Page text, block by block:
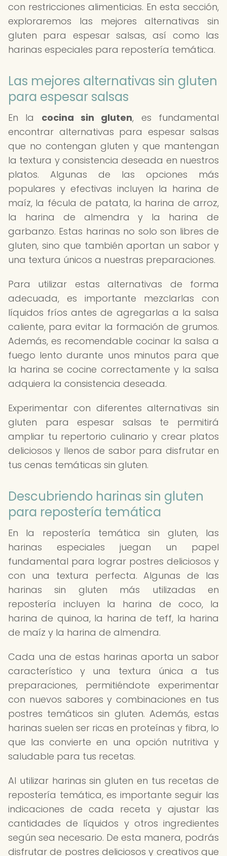
con restricciones alimenticias. En esta sección,
exploraremos las mejores alternativas sin
gluten para espesar salsas, así como las
harinas especiales para repostería temática.
Las mejores alternativas sin gluten
para espesar salsas
En la cocina sin gluten, es fundamental
encontrar alternativas para espesar salsas
que no contengan gluten y que mantengan
la textura y consistencia deseada en nuestros
platos. Algunas de las opciones más
populares y efectivas incluyen la harina de
maíz, la fécula de patata, la harina de arroz,
la harina de almendra y la harina de
garbanzo. Estas harinas no solo son libres de
gluten, sino que también aportan un sabor y
una textura únicos a nuestras preparaciones.
Para utilizar estas alternativas de forma
adecuada, es importante mezclarlas con
líquidos fríos antes de agregarlas a la salsa
caliente, para evitar la formación de grumos.
Además, es recomendable cocinar la salsa a
fuego lento durante unos minutos para que
la harina se cocine correctamente y la salsa
adquiera la consistencia deseada.
Experimentar con diferentes alternativas sin
gluten para espesar salsas te permitirá
ampliar tu repertorio culinario y crear platos
deliciosos y llenos de sabor para disfrutar en
tus cenas temáticas sin gluten.
Descubriendo harinas sin gluten
para repostería temática
En la repostería temática sin gluten, las
harinas especiales juegan un papel
fundamental para lograr postres deliciosos y
con una textura perfecta. Algunas de las
harinas sin gluten más utilizadas en
repostería incluyen la harina de coco, la
harina de quinoa, la harina de teff, la harina
de maíz y la harina de almendra.
Cada una de estas harinas aporta un sabor
característico y una textura única a tus
preparaciones, permitiéndote experimentar
con nuevos sabores y combinaciones en tus
postres temáticos sin gluten. Además, estas
harinas suelen ser ricas en proteínas y fibra, lo
que las convierte en una opción nutritiva y
saludable para tus recetas.
Al utilizar harinas sin gluten en tus recetas de
repostería temática, es importante seguir las
indicaciones de cada receta y ajustar las
cantidades de líquidos y otros ingredientes
según sea necesario. De esta manera, podrás
disfrutar de postres deliciosos y creativos que